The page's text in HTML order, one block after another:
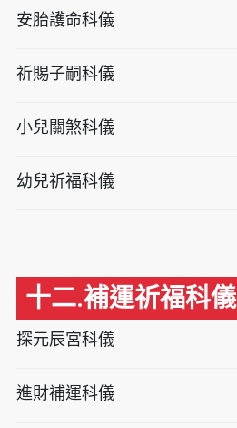
安胎護命科儀
祈賜子嗣科儀
小兒關煞科儀
幼兒祈福科儀
十二.補運祈福科儀
探元辰宮科儀
進財補運科儀